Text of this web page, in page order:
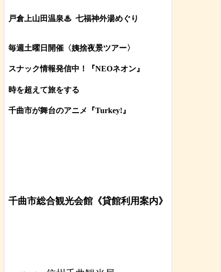
戸倉上山田温泉♨ 七福神外湯めぐり
毎週土曜日開催〈姨捨夜景ツアー〉
スナック情報発信中！『NEOネオン』
時を超えて旅をする
千曲市が舞台のアニメ『Turkey!』
千曲市総合観光会館《貸館利用案内》